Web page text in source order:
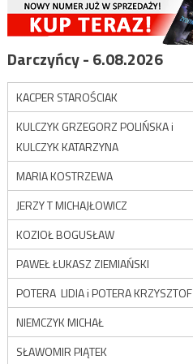
Darczyńcy - 6.08.2026
KACPER STAROŚCIAK
KULCZYK GRZEGORZ POLIŃSKA i
KULCZYK KATARZYNA
MARIA KOSTRZEWA
JERZY T MICHAJŁOWICZ
KOZIOŁ BOGUSŁAW
PAWEŁ ŁUKASZ ZIEMIAŃSKI
POTERA LIDIA i POTERA KRZYSZTOF
NIEMCZYK MICHAŁ
SŁAWOMIR PIĄTEK